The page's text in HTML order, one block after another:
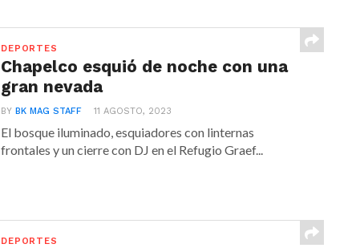
DEPORTES
Chapelco esquió de noche con una
gran nevada
BYBK MAG STAFF 11 AGOSTO, 2023
El bosque iluminado, esquiadores con linternas
frontales y un cierre con DJ en el Refugio Graef...
DEPORTES